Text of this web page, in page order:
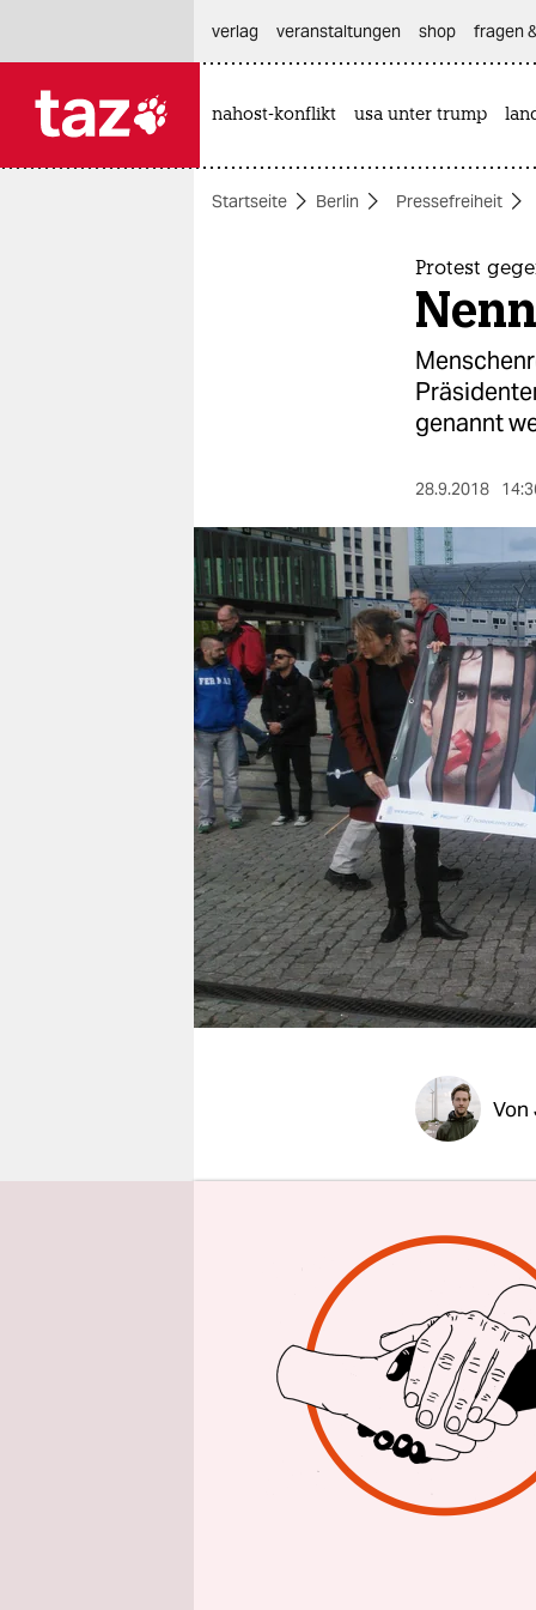
themen
berlin
nord
wahrheit
verlag
verlag
veranstaltungen
shop
fragen & hilfe
unterstützen
abo
genossenschaft
verlag
veranstaltungen shop fragen
nahost-konflikt usa unter trump
Startseite Berlin Pressefreiheit
Protest
genannt
28.9.2018
Von
„Keine
Grenzen
70
gegen den
Erdogans.
Nazli
harten